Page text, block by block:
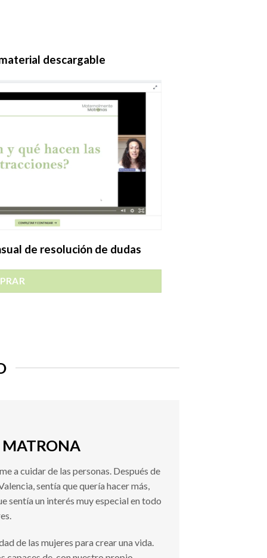
descargable
de resolución de dudas
MATRONA
a cuidar de las personas. Después de
sentía que quería hacer más,
sentía un interés muy especial en todo
de las mujeres para crear una vida.